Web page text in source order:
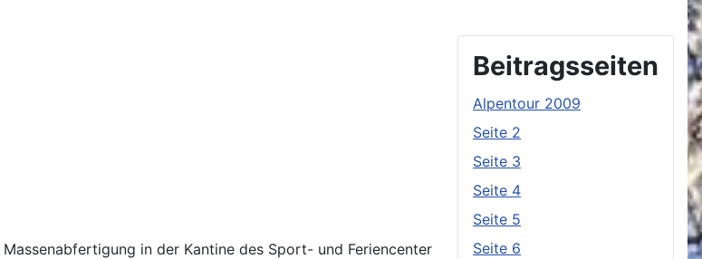
Beitragsseiten
Alpentour 2009
Seite 2
Seite 3
Seite 4
Seite 5
Seite 6
in der Kantine des Sport- und Feriencenter